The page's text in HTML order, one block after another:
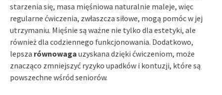
starzenia się, masa mięśniowa naturalnie maleje, więc
regularne ćwiczenia, zwłaszcza siłowe, mogą pomóc w jej
utrzymaniu. Mięśnie są ważne nie tylko dla estetyki, ale
również dla codziennego funkcjonowania. Dodatkowo,
lepsza równowaga uzyskana dzięki ćwiczeniom, może
znacząco zmniejszyć ryzyko upadków i kontuzji, które są
powszechne wśród seniorów.